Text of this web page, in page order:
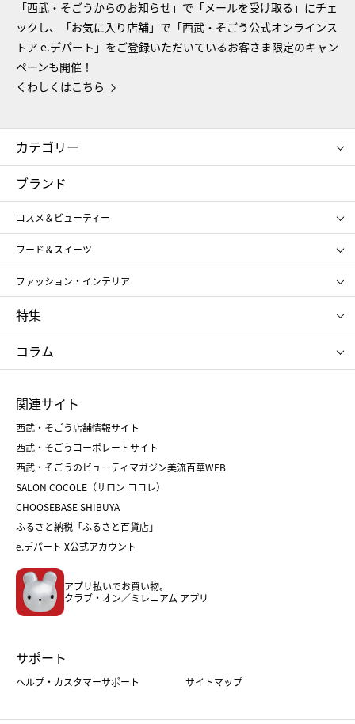
「西武・そごうからのお知らせ」で「メールを受け取る」にチェ
ックし、「お気に入り店舗」で「西武・そごう公式オンラインス
トア e.デパート」をご登録いただいているお客さま限定のキャン
ペーンも開催！
くわしくはこちら
カテゴリー
コスメ＆ビューティー
ギフト
レディース
メンズ
スポーツ・アウトドア
お中元
お歳暮
ブランド
コスメ＆ビューティー
SHISEIDO
ポール&ジョー ボーテ
ジルスチュアート
NARS
RMK
クリニーク
SK-Ⅱ
フード＆スイーツ
アンリ・シャルパンティエ
ゴディバ
新宿高野
たねや
ねんりん家
ファッション・インテリア
ポロ ラルフ ローレン
タケオ キクチ
ママ＆キッズ
シュタイフ
特集
お中元
ひな人形
五月人形
父の日
クリスマスケーキ
ホワイトデー
コラム
菓子折り
和菓子
人気のギフト
バレンタイン
ホワイトデー
おせち
フード
ホーム・キッチン＆アート
関連サイト
西武・そごう店舗情報サイト
西武・そごうコーポレートサイト
西武・そごうのビューティマガジン美流百華WEB
SALON COCOLE（サロン ココレ）
CHOOSEBASE SHIBUYA
ふるさと納税「ふるさと百貨店」
e.デパート X公式アカウント
アプリ払いでお買い物。
クラブ・オン／ミレニアム アプリ
サポート
ヘルプ・カスタマーサポート サイトマップ